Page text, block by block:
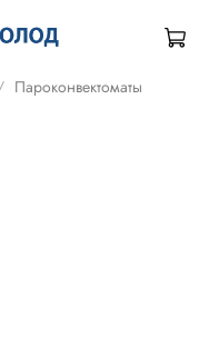
Пароконвектоматы